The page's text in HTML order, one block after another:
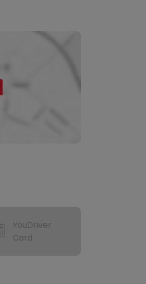
YouDriver
Card